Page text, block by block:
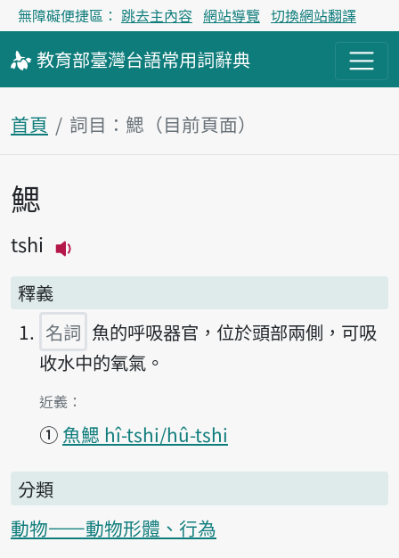
無障礙便捷區： 跳去主內容 網站導覽 切換網站翻譯
教育部臺灣台語常用詞辭典
首頁 詞目：鰓（目前頁面）
主內容區塊
鰓
tshi
釋義
名詞 魚的呼吸器官，位於頭部兩側，可吸
收水中的氧氣。
第1項釋義的
近義：
① 魚鰓 hî-tshi/hû-tshi
分類
動物——動物形體、行為